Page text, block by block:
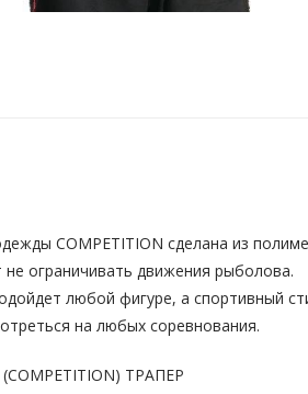
COMPETITION сделана из
ограничивать движения рыболова.
любой фигуре, а спортивный
на любых соревнования.
ТРАПЕР